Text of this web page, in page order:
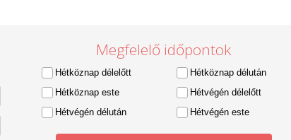
Megfelelő időpontok
Hétköznap délelőtt
Hétköznap délután
Hétköznap este
Hétvégén délelőtt
Hétvégén délután
Hétvégén este